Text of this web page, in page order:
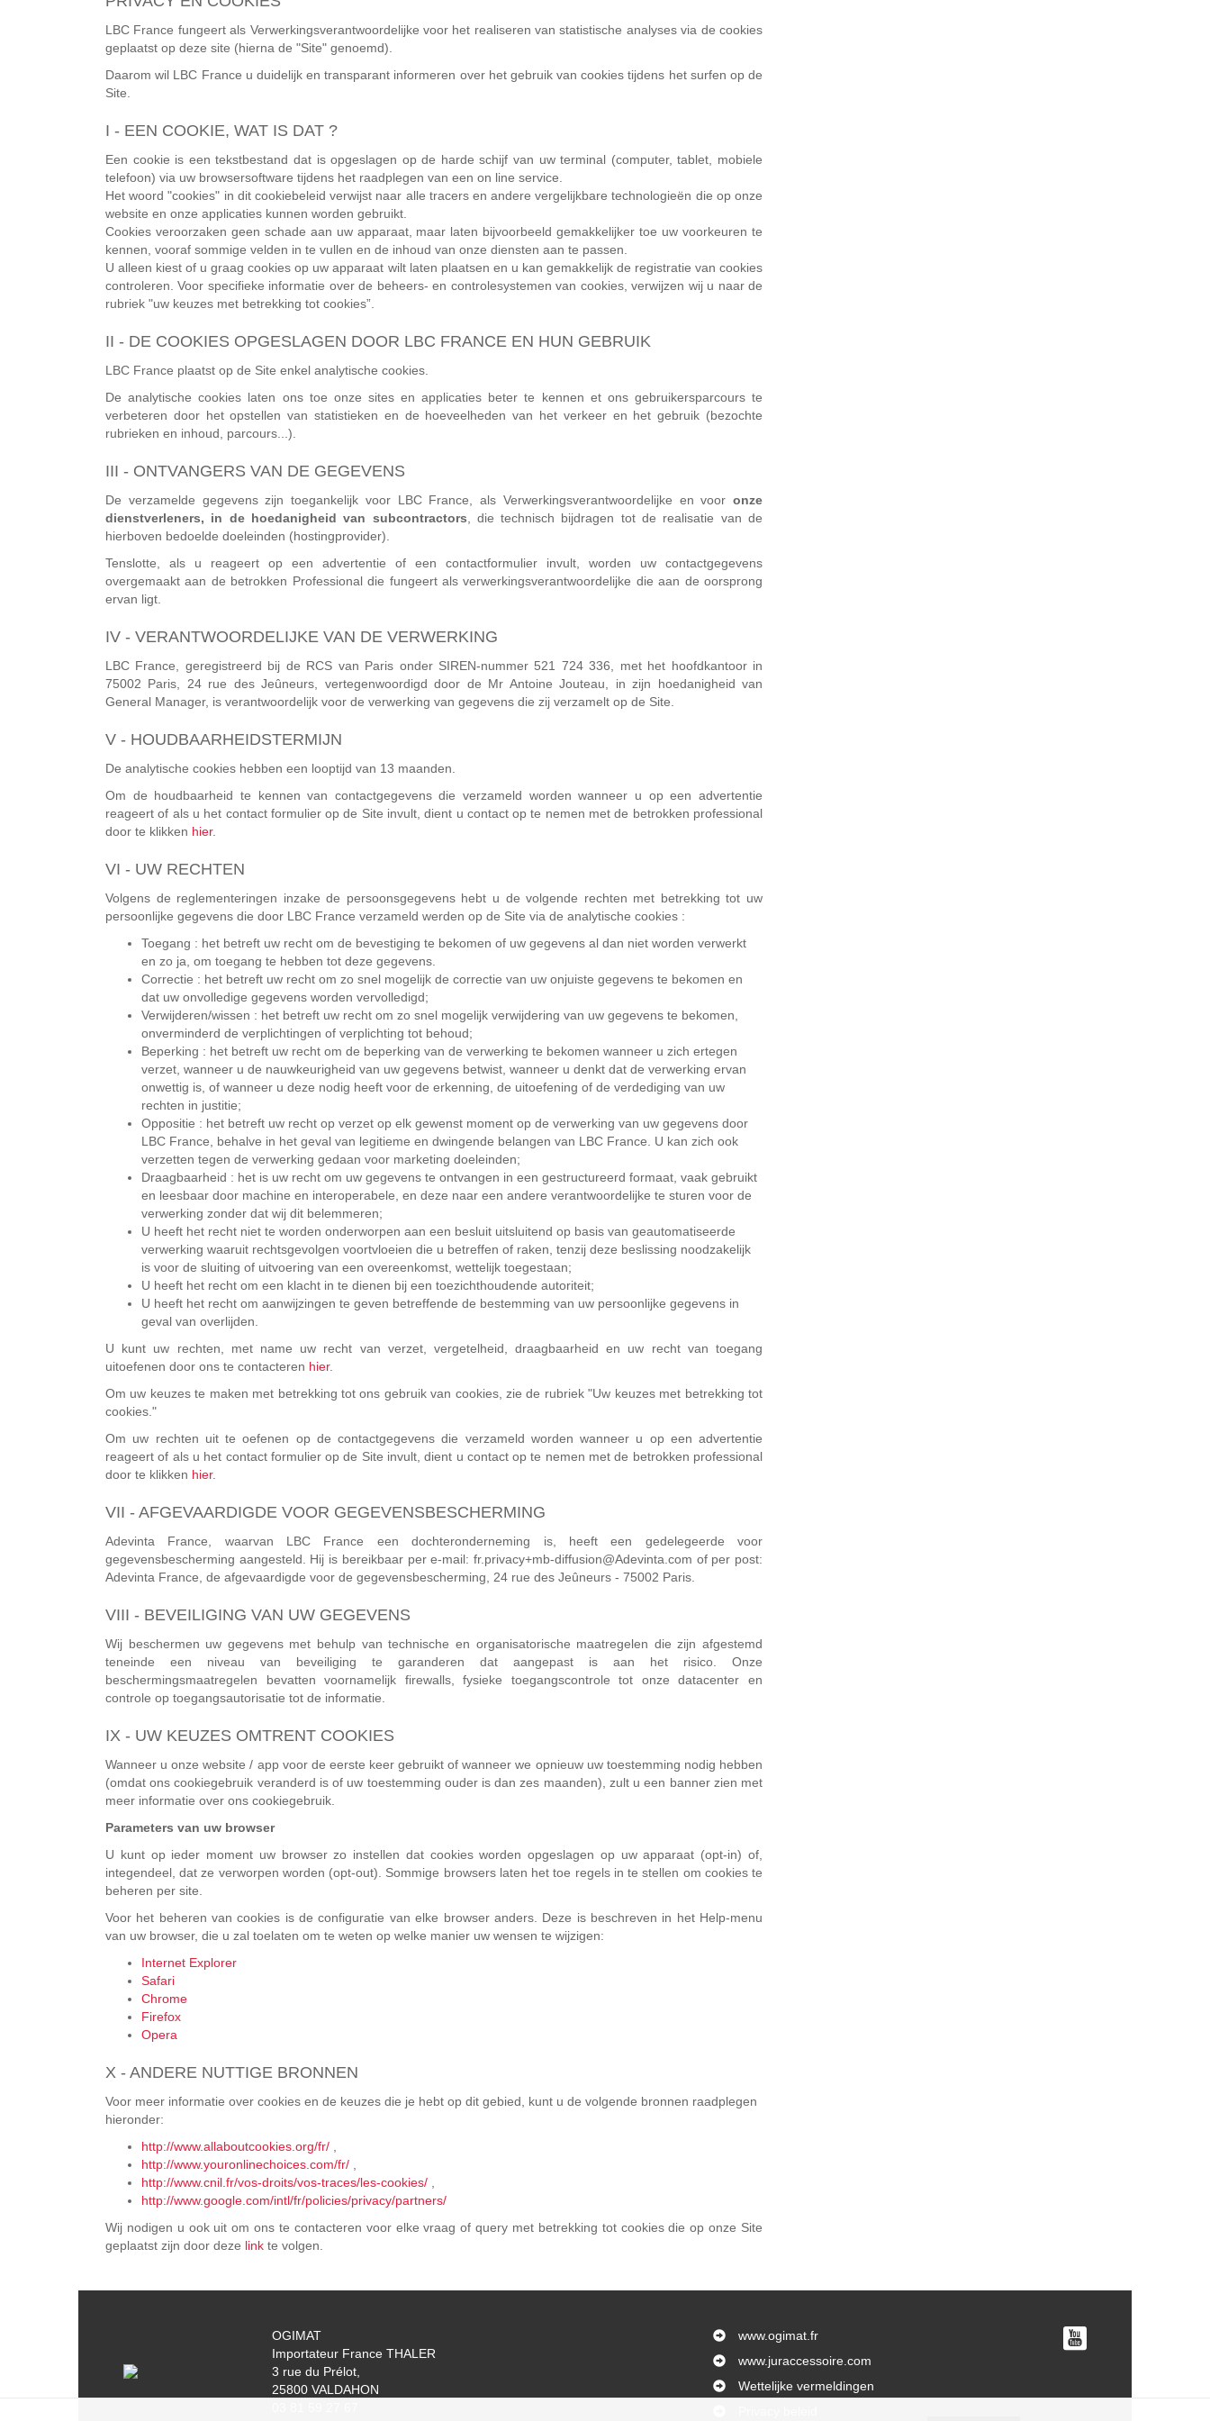
LBC France fungeert als Verwerkingsverantwoordelijke voor het realiseren van statistische analyses via de cookies
geplaatst op deze site (hierna de "Site" genoemd).
Daarom wil LBC France u duidelijk en transparant informeren over het gebruik van cookies tijdens het surfen op de
Site.
I - EEN COOKIE, WAT IS DAT ?
Een cookie is een tekstbestand dat is opgeslagen op de harde schijf van uw terminal (computer, tablet, mobiele
telefoon) via uw browsersoftware tijdens het raadplegen van een on line service.
Het woord "cookies" in dit cookiebeleid verwijst naar alle tracers en andere vergelijkbare technologieën die op onze
website en onze applicaties kunnen worden gebruikt.
Cookies veroorzaken geen schade aan uw apparaat, maar laten bijvoorbeeld gemakkelijker toe uw voorkeuren te
kennen, vooraf sommige velden in te vullen en de inhoud van onze diensten aan te passen.
U alleen kiest of u graag cookies op uw apparaat wilt laten plaatsen en u kan gemakkelijk de registratie van cookies
controleren. Voor specifieke informatie over de beheers- en controlesystemen van cookies, verwijzen wij u naar de
rubriek "uw keuzes met betrekking tot cookies”.
II - DE COOKIES OPGESLAGEN DOOR LBC FRANCE EN HUN GEBRUIK
LBC France plaatst op de Site enkel analytische cookies.
De analytische cookies laten ons toe onze sites en applicaties beter te kennen et ons gebruikersparcours te
verbeteren door het opstellen van statistieken en de hoeveelheden van het verkeer en het gebruik (bezochte
rubrieken en inhoud, parcours...).
III - ONTVANGERS VAN DE GEGEVENS
De verzamelde gegevens zijn toegankelijk voor LBC France, als Verwerkingsverantwoordelijke en voor onze
dienstverleners, in de hoedanigheid van subcontractors , die technisch bijdragen tot de realisatie van de
hierboven bedoelde doeleinden (hostingprovider).
Tenslotte, als u reageert op een advertentie of een contactformulier invult, worden uw contactgegevens
overgemaakt aan de betrokken Professional die fungeert als verwerkingsverantwoordelijke die aan de oorsprong
ervan ligt.
IV - VERANTWOORDELIJKE VAN DE VERWERKING
LBC France, geregistreerd bij de RCS van Paris onder SIREN-nummer 521 724 336, met het hoofdkantoor in
75002 Paris, 24 rue des Jeûneurs, vertegenwoordigd door de Mr Antoine Jouteau, in zijn hoedanigheid van
General Manager, is verantwoordelijk voor de verwerking van gegevens die zij verzamelt op de Site.
V - HOUDBAARHEIDSTERMIJN
De analytische cookies hebben een looptijd van 13 maanden.
Om de houdbaarheid te kennen van contactgegevens die verzameld worden wanneer u op een advertentie
reageert of als u het contact formulier op de Site invult, dient u contact op te nemen met de betrokken professional
door te klikken hier.
VI - UW RECHTEN
Volgens de reglementeringen inzake de persoonsgegevens hebt u de volgende rechten met betrekking tot uw
persoonlijke gegevens die door LBC France verzameld werden op de Site via de analytische cookies :
Toegang : het betreft uw recht om de bevestiging te bekomen of uw gegevens al dan niet worden verwerkt
en zo ja, om toegang te hebben tot deze gegevens.
Correctie : het betreft uw recht om zo snel mogelijk de correctie van uw onjuiste gegevens te bekomen en
dat uw onvolledige gegevens worden vervolledigd;
Verwijderen/wissen : het betreft uw recht om zo snel mogelijk verwijdering van uw gegevens te bekomen,
onverminderd de verplichtingen of verplichting tot behoud;
Beperking : het betreft uw recht om de beperking van de verwerking te bekomen wanneer u zich ertegen
verzet, wanneer u de nauwkeurigheid van uw gegevens betwist, wanneer u denkt dat de verwerking ervan
onwettig is, of wanneer u deze nodig heeft voor de erkenning, de uitoefening of de verdediging van uw
rechten in justitie;
Oppositie : het betreft uw recht op verzet op elk gewenst moment op de verwerking van uw gegevens door
LBC France, behalve in het geval van legitieme en dwingende belangen van LBC France. U kan zich ook
verzetten tegen de verwerking gedaan voor marketing doeleinden;
Draagbaarheid : het is uw recht om uw gegevens te ontvangen in een gestructureerd formaat, vaak gebruikt
en leesbaar door machine en interoperabele, en deze naar een andere verantwoordelijke te sturen voor de
verwerking zonder dat wij dit belemmeren;
U heeft het recht niet te worden onderworpen aan een besluit uitsluitend op basis van geautomatiseerde
verwerking waaruit rechtsgevolgen voortvloeien die u betreffen of raken, tenzij deze beslissing noodzakelijk
is voor de sluiting of uitvoering van een overeenkomst, wettelijk toegestaan;
U heeft het recht om een klacht in te dienen bij een toezichthoudende autoriteit;
U heeft het recht om aanwijzingen te geven betreffende de bestemming van uw persoonlijke gegevens in
geval van overlijden.
U kunt uw rechten, met name uw recht van verzet, vergetelheid, draagbaarheid en uw recht van toegang
uitoefenen door ons te contacteren hier.
Om uw keuzes te maken met betrekking tot ons gebruik van cookies, zie de rubriek "Uw keuzes met betrekking tot
cookies."
Om uw rechten uit te oefenen op de contactgegevens die verzameld worden wanneer u op een advertentie
reageert of als u het contact formulier op de Site invult, dient u contact op te nemen met de betrokken professional
door te klikken hier.
VII - AFGEVAARDIGDE VOOR GEGEVENSBESCHERMING
Adevinta France, waarvan LBC France een dochteronderneming is, heeft een gedelegeerde voor
gegevensbescherming aangesteld. Hij is bereikbaar per e-mail: fr.privacy+mb-diffusion@Adevinta.com of per post:
Adevinta France, de afgevaardigde voor de gegevensbescherming, 24 rue des Jeûneurs - 75002 Paris.
VIII - BEVEILIGING VAN UW GEGEVENS
Wij beschermen uw gegevens met behulp van technische en organisatorische maatregelen die zijn afgestemd
teneinde een niveau van beveiliging te garanderen dat aangepast is aan het risico. Onze
beschermingsmaatregelen bevatten voornamelijk firewalls, fysieke toegangscontrole tot onze datacenter en
controle op toegangsautorisatie tot de informatie.
IX - UW KEUZES OMTRENT COOKIES
Wanneer u onze website / app voor de eerste keer gebruikt of wanneer we opnieuw uw toestemming nodig hebben
(omdat ons cookiegebruik veranderd is of uw toestemming ouder is dan zes maanden), zult u een banner zien met
meer informatie over ons cookiegebruik.
Parameters van uw browser
U kunt op ieder moment uw browser zo instellen dat cookies worden opgeslagen op uw apparaat (opt-in) of,
integendeel, dat ze verworpen worden (opt-out). Sommige browsers laten het toe regels in te stellen om cookies te
beheren per site.
Voor het beheren van cookies is de configuratie van elke browser anders. Deze is beschreven in het Help-menu
van uw browser, die u zal toelaten om te weten op welke manier uw wensen te wijzigen:
Internet Explorer
Safari
Chrome
Firefox
Opera
X - ANDERE NUTTIGE BRONNEN
Voor meer informatie over cookies en de keuzes die je hebt op dit gebied, kunt u de volgende bronnen raadplegen
hieronder:
http://www.allaboutcookies.org/fr/
http://www.youronlinechoices.com/fr/
http://www.cnil.fr/vos-droits/vos-traces/les-cookies/
http://www.google.com/intl/fr/policies/privacy/partners/
Wij nodigen u ook uit om ons te contacteren voor elke vraag of query met betrekking tot cookies die op onze Site
geplaatst zijn door deze link te volgen.
OGIMAT
Importateur France THALER
3 rue du Prélot,
25800 VALDAHON
www.ogimat.fr
www.juraccessoire.com
Wettelijke vermeldingen